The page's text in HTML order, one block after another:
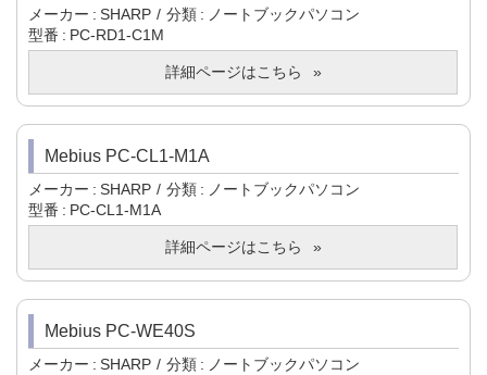
メーカー SHARP 分類
ノートブックパソコン
型番
PC-RD1-C1M
詳細ページはこちら
Mebius PC-CL1-M1A
メーカー SHARP 分類
ノートブックパソコン
型番
PC-CL1-M1A
詳細ページはこちら
Mebius PC-WE40S
メーカー SHARP 分類
ノートブックパソコン